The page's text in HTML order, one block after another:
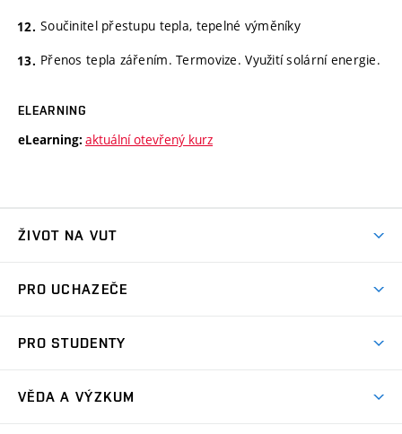
Součinitel přestupu tepla, tepelné výměníky
Přenos tepla zářením. Termovize. Využití solární energie.
ELEARNING
eLearning: aktuální otevřený kurz
ŽIVOT NA VUT
Koleje
Sport na VUT
PRO UCHAZEČE
Dny otevřených dveří
PRO STUDENTY
VĚDA A VÝZKUM